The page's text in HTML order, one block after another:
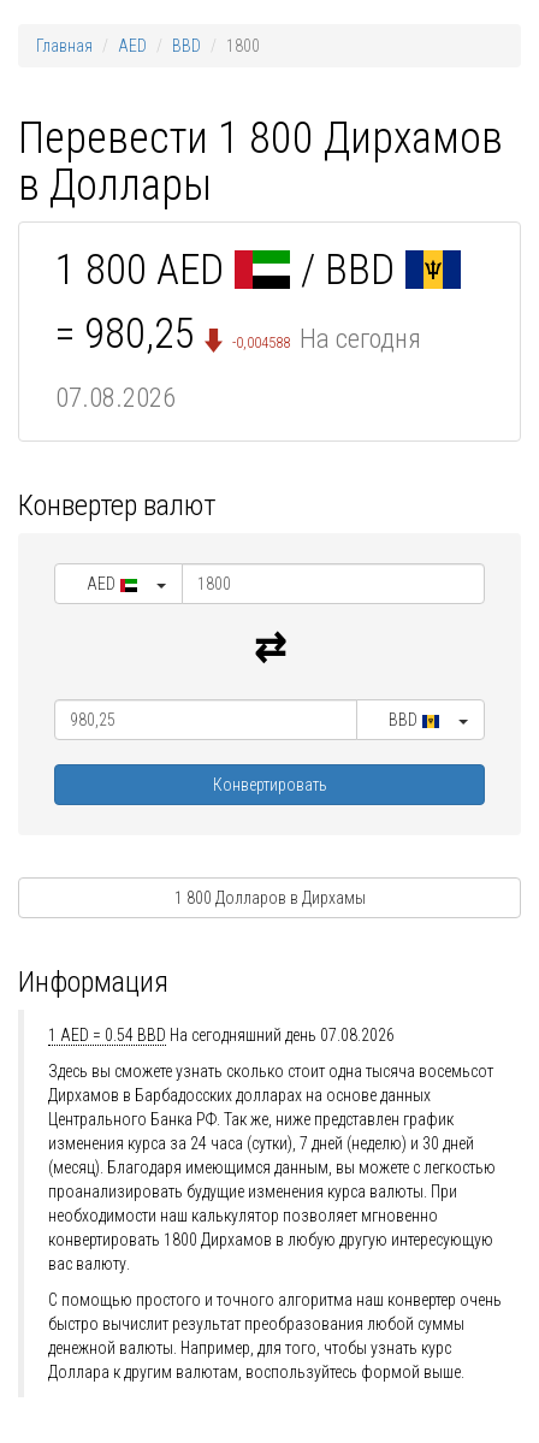
Главная AED BBD 1800
Перевести 1 800 Дирхамов
в Доллары
1 800 AED
/ BBD
= 980,25
-0,004588 На сегодня
07.08.2026
Конвертер валют
AED
BBD
Конвертировать
1 800 Долларов в Дирхамы
Информация
1 AED = 0.54 BBD На сегодняшний день 07.08.2026
Здесь вы сможете узнать сколько стоит одна тысяча восемьсот
Дирхамов в Барбадосских долларах на основе данных
Центрального Банка РФ. Так же, ниже представлен график
изменения курса за 24 часа (сутки), 7 дней (неделю) и 30 дней
(месяц). Благодаря имеющимся данным, вы можете с легкостью
проанализировать будущие изменения курса валюты. При
необходимости наш калькулятор позволяет мгновенно
конвертировать 1800 Дирхамов в любую другую интересующую
вас валюту.
С помощью простого и точного алгоритма наш конвертер очень
быстро вычислит результат преобразования любой суммы
денежной валюты. Например, для того, чтобы узнать курс
Доллара к другим валютам, воспользуйтесь формой выше.